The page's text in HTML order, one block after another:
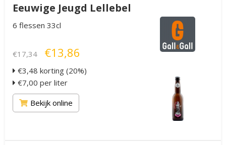
Eeuwige Jeugd Lellebel
6 flessen 33cl
€17,34 €13,86
€3,48 korting (20%)
€7,00 per liter
Bekijk online